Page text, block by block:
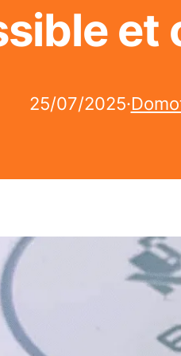
et
25/07/2025·